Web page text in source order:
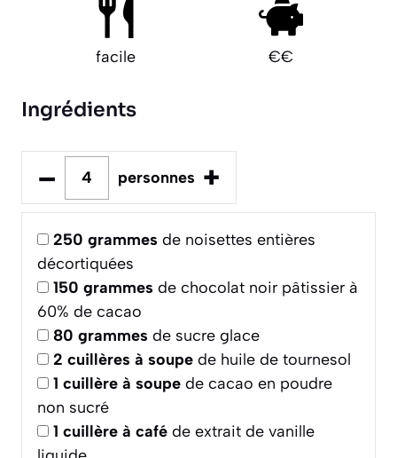
facile €€
Ingrédients
– personnes +
250 grammes de noisettes entières
décortiquées
150 grammes de chocolat noir pâtissier à
60% de cacao
80 grammes de sucre glace
2 cuillères à soupe de huile de tournesol
1 cuillère à soupe de cacao en poudre
non sucré
1 cuillère à café de extrait de vanille